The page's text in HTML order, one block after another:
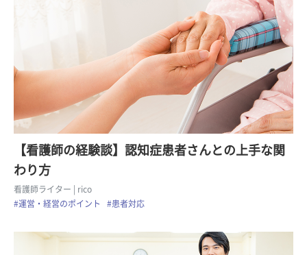
【看護師の経験談】認知症患者さんとの上手な関
わり方
看護師ライター
| rico
#運営・経営のポイント
#患者対応